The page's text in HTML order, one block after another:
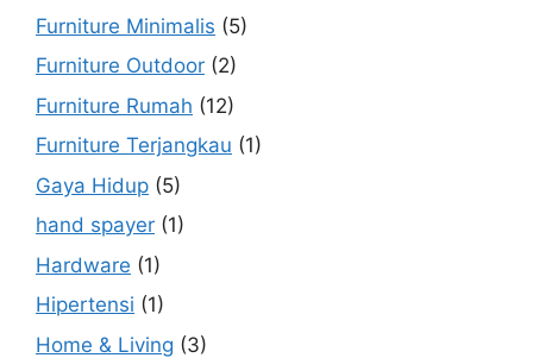
Furniture Minimalis (5)
Furniture Outdoor (2)
Furniture Rumah (12)
Furniture Terjangkau (1)
Gaya Hidup (5)
hand spayer (1)
Hardware (1)
Hipertensi (1)
Home & Living (3)